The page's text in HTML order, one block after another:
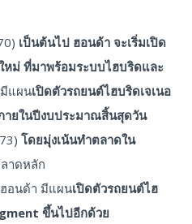
เป็นต้นไป ฮอนด้า จะเริ่มเปิด
หม่ ที่มาพร้อมระบบไฮบริดและ
แผนเปิดตัวรถยนต์ไฮบริดเจเนอ
ายในปีงบประมาณสิ้นสุดวัน
โดยมุ่งเน้นทำตลาดใน
าดหลัก
อนด้า มีแผนเปิดตัวรถยนต์ไฮ
ขึ้นไปอีกด้วย